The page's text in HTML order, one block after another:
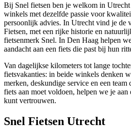
Bij Snel fietsen ben je welkom in
winkels met dezelfde passie voor
persoonlijk advies. In Utrecht vind je de
Fietsen, met een rijke historie en
fietsenmerk Snel. In Den Haag helpen
aandacht aan een fiets die past bij hun
Van dagelijkse kilometers tot lange
fietsvakanties: in beide winkels denken
merken, deskundige service en een team
fiets aan moet voldoen, helpen we je aan
kunt vertrouwen.
Snel Fietsen Utrecht